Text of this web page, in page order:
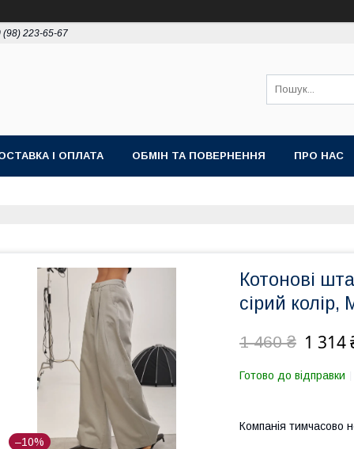
(98) 223-65-67
І ОПЛАТА ОБМІН ТА ПОВЕРНЕННЯ ПРО НАС
–10%
Котонові
сірий колір,
1 460 ₴ 1 314
Готово до відправки
Компанія тимчасово